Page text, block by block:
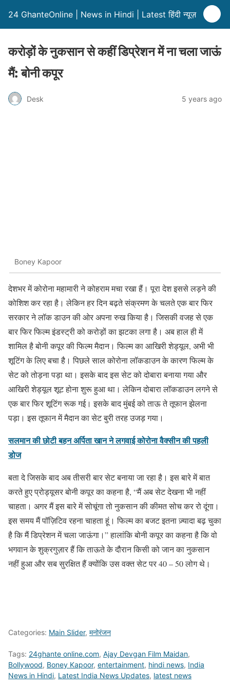
24 GhanteOnline | News in Hindi | Latest हिंदी न्यूज़
करोड़ों के नुकसान से कहीं डिप्रेशन में ना चला जाऊं
मैं: बोनी कपूर
Desk 5 years ago
Boney Kapoor
देशभर में कोरोना महामारी ने कोहराम मचा रखा हैं। पूरा देश इससे लड़ने की
कोशिश कर रहा है। लेकिन हर दिन बढ़ते संक्रमण के चलते एक बार फिर
सरकार ने लॉक डाउन की ओर अपना रुख किया है। जिसकी वजह से एक
बार फिर फिल्म इंडस्ट्री को करोड़ों का झटका लगा है। अब हाल ही में
शामिल है बोनी कपूर की फिल्म मैदान। फिल्म का आखिरी शेड्यूल, अभी भी
शूटिंग के लिए बचा है। पिछले साल कोरोना लॉकडाउन के कारण फिल्म के
सेट को तोड़ना पड़ा था। इसके बाद इस सेट को दोबारा बनाया गया और
आखिरी शेड्यूल शूट होना शुरू हुआ था। लेकिन दोबारा लॉकडाउन लगने से
एक बार फिर शूटिंग रूक गई। इसके बाद मुंबई को ताऊ ते तूफान झेलना
पड़ा। इस तूफान में मैदान का सेट बुरी तरह उजड़ गया।
सलमान की छोटी बहन अर्पिता खान ने लगवाई कोरोना वैक्सीन की पहली
डोज
बता दे जिसके बाद अब तीसरी बार सेट बनाया जा रहा है। इस बारे में बात
करते हुए प्रोड्यूसर बोनी कपूर का कहना है, “मैं अब सेट देखना भी नहीं
चाहता। अगर मैं इस बारे में सोचूंगा तो नुकसान की कीमत सोच कर रो दूंगा।
इस समय मैं पॉज़िटिव रहना चाहता हूं। फिल्म का बजट इतना ज़्यादा बढ़ चुका
है कि मैं डिप्रेशन में चला जाऊंगा।” हालांकि बोनी कपूर का कहना है कि वो
भगवान के शुक्रगुज़ार हैं कि ताऊते के दौरान किसी को जान का नुकसान
नहीं हुआ और सब सुरक्षित हैं क्योंकि उस वक्त सेट पर 40 – 50 लोग थे।
Categories: Main Slider, मनोरंजन
Tags: 24ghante online.com, Ajay Devgan Film Maidan,
Bollywood, Boney Kapoor, entertainment, hindi news, India
News in Hindi, Latest India News Updates, latest news